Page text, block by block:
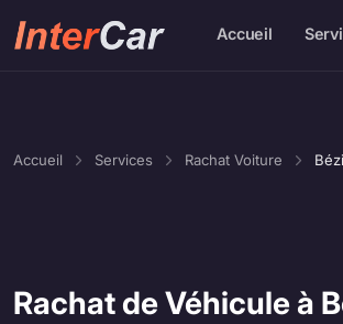
Accueil
Accueil Services Rachat Voiture
Rachat de Véhicule à